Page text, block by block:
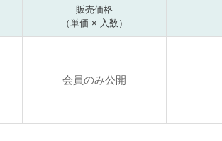
販売価格
（単価 × 入数）
会員のみ公開